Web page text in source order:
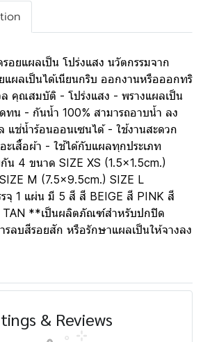
ยแผลเป็น โปร่งแสง นวัตกรรมจาก
แผลเป็นได้เนียนกริบ ออกงานหรือออกทริ
คุณสมบัติ - โปร่งแสง - พรางแผลเป็น
น - กันน้ำ 100% สามารถอาบน้ำ ลง
แช่น้ำร้อนออนเซนได้ - ใช้งานสะดวก
ะเสื้อผ้า - ใช้ได้กับแผลทุกประเภท
น 4 ขนาด SIZE XS (1.5x1.5cm.)
M (7.5x9.5cm.) SIZE L
จุ 1 แผ่น มี 5 สี สี BEIGE สี PINK สี
TAN **เป็นผลิตภัณฑ์สำหรับปกปิด
รลบสีรอยสัก หรือรักษาแผลเป็นให้จางลง
& Reviews